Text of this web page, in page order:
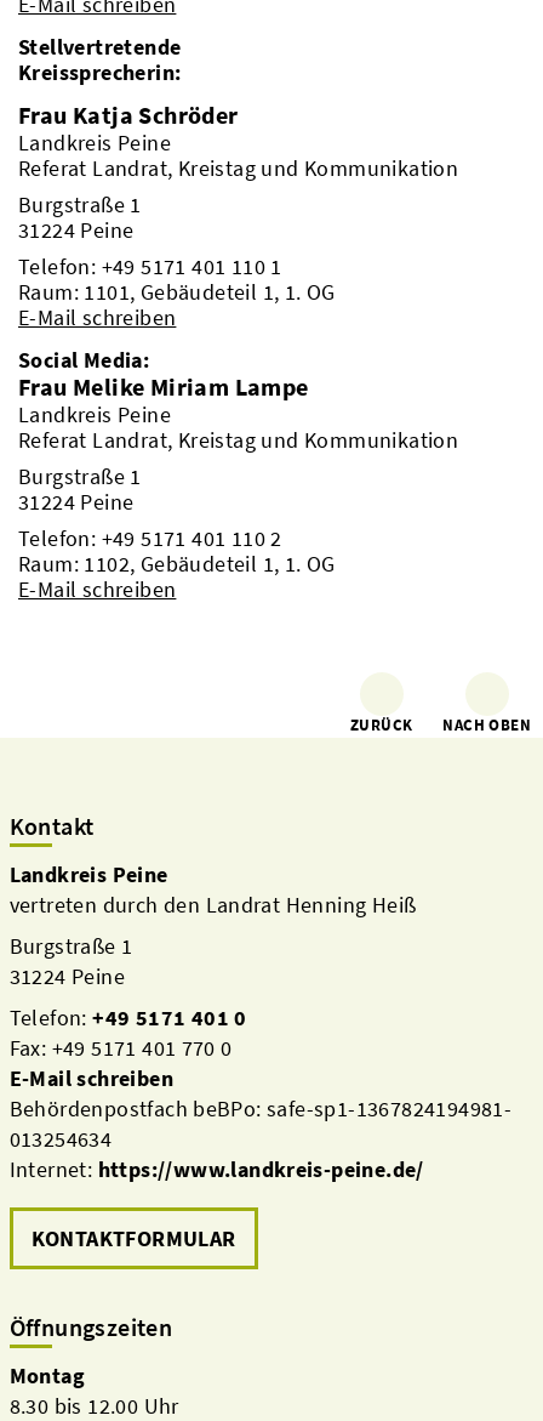
Stellvertretende
Kreissprecherin:
Frau Katja Schröder
Landkreis Peine
Referat Landrat, Kreistag und Kommunikation
Burgstraße 1
31224 Peine
Telefon: +49 5171 401 110 1
Raum: 1101, Gebäudeteil 1, 1. OG
E-Mail schreiben
Social Media:
Frau Melike Miriam Lampe
Landkreis Peine
Referat Landrat, Kreistag und Kommunikation
Burgstraße 1
31224 Peine
Telefon: +49 5171 401 110 2
Raum: 1102, Gebäudeteil 1, 1. OG
E-Mail schreiben
ZURÜCK NACH OBEN
Kontakt
Landkreis Peine
vertreten durch den Landrat Henning Heiß
Burgstraße 1
31224 Peine
Telefon:+49 5171 401 0
Fax: +49 5171 401 770 0
E-Mail schreiben
Behördenpostfach beBPo: safe-sp1-1367824194981-
013254634
Internet: https://www.landkreis-peine.de/
KONTAKTFORMULAR
Öffnungszeiten
Montag
8.30 bis 12.00 Uhr